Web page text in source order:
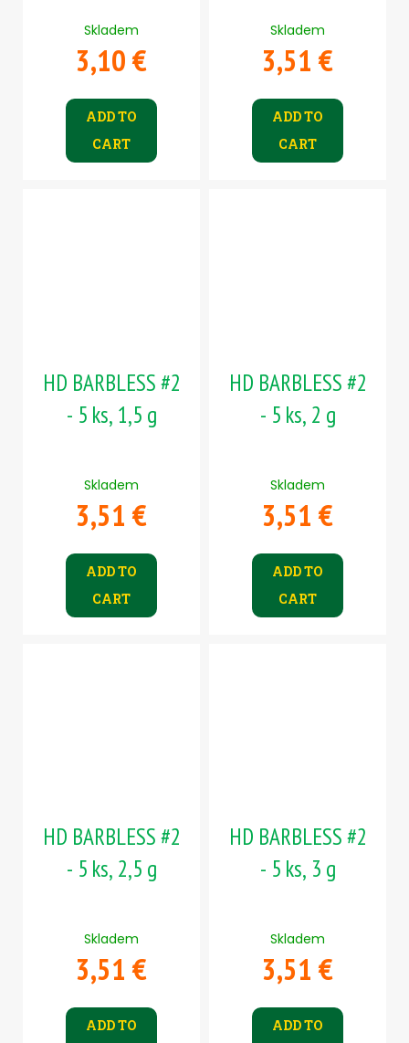
Skladem
3,10 €
ADD TO
CART
Skladem
3,51 €
ADD TO
CART
HD BARBLESS #2
- 5 ks, 1,5 g
Skladem
3,51 €
ADD TO
CART
HD BARBLESS #2
- 5 ks, 2 g
Skladem
3,51 €
ADD TO
CART
HD BARBLESS #2
- 5 ks, 2,5 g
Skladem
3,51 €
ADD TO
HD BARBLESS #2
- 5 ks, 3 g
Skladem
3,51 €
ADD TO